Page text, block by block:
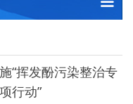
“挥发酚污染整治专
项行动”